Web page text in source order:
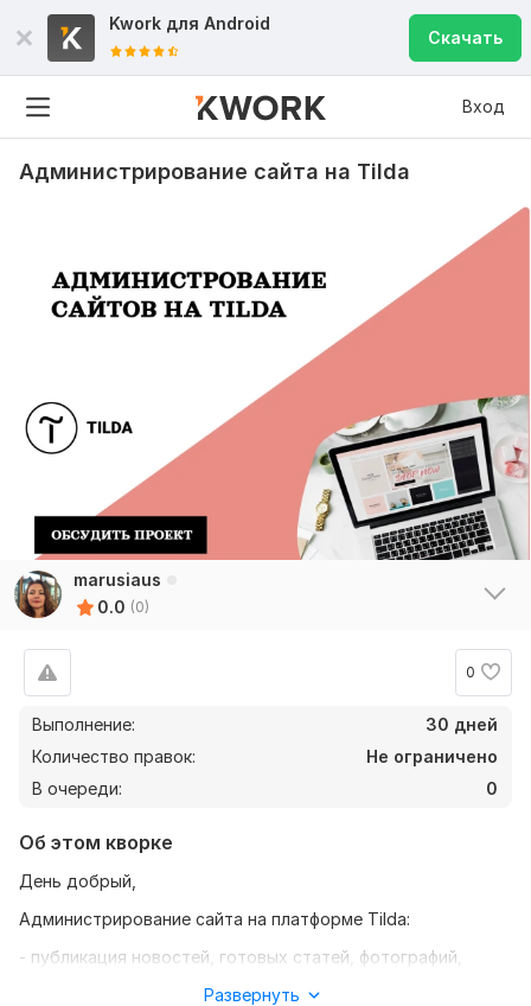
Kwork для Android
Скачать
Вход
Администрирование сайта на Tilda
marusiaus
0.0 (0)
0
Выполнение:
30 дней
Количество правок:
Не ограничено
В очереди:
0
Об этом кворке
День добрый,
Администрирование сайта на платформе Tilda:
- публикация новостей, готовых статей, фотографий,
Развернуть